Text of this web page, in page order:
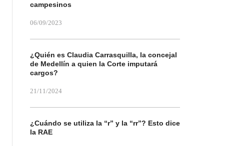
campesinos
06/09/2023
¿Quién es Claudia Carrasquilla, la concejal
de Medellín a quien la Corte imputará
cargos?
21/11/2024
¿Cuándo se utiliza la “r” y la “rr”? Esto dice
la RAE